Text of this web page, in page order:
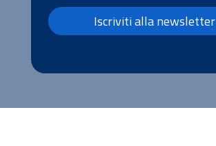
Iscriviti alla newsletter